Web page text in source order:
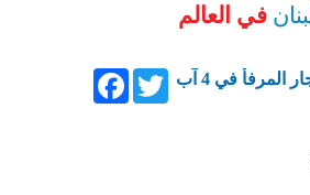
في العالم
FacebookTwitter المرفأ في 4 آب